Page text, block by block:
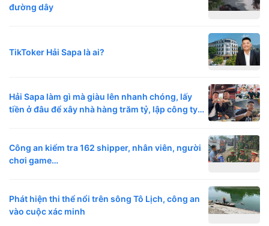
đường dây
TikToker Hải Sapa là ai?
Hải Sapa làm gì mà giàu lên nhanh chóng, lấy
tiền ở đâu để xây nhà hàng trăm tỷ, lập công ty
Công an kiểm tra 162 shipper, nhân viên, người
chơi game…
Phát hiện thi thể nổi trên sông Tô Lịch, công an
vào cuộc xác minh